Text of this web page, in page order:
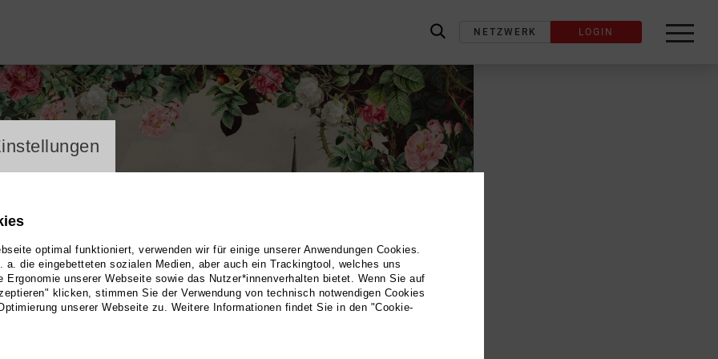
label_search
NETZWERK LOGIN
optimal funktioniert, verwenden wir für einige unserer Anwendungen Cookies.
a. die eingebetteten sozialen Medien, aber auch ein Trackingtool, welches uns
Ergonomie unserer Webseite sowie das Nutzer*innenverhalten bietet. Wenn Sie auf
klicken, stimmen Sie der Verwendung von technisch notwendigen Cookies
unserer Webseite zu. Weitere Informationen findet Sie in den "Cookie-